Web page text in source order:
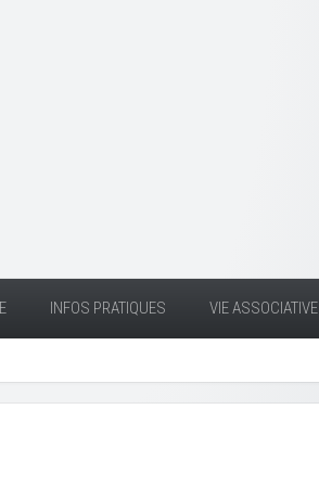
INFOS PRATIQUES VIE ASSOCIATIVE